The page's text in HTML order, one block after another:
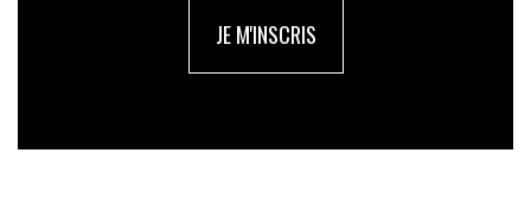
JE M'INSCRIS